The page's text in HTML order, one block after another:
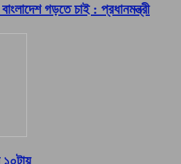
বাংলাদেশ গড়তে চাই : প্রধানমন্ত্রী